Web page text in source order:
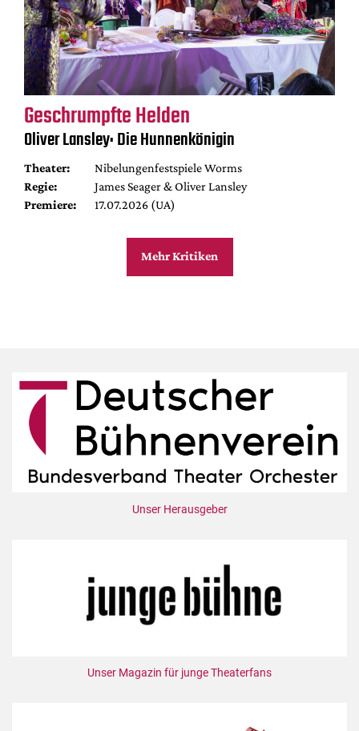
Geschrumpfte Helden
Oliver Lansley: Die Hunnenkönigin
Theater:
Nibelungenfestspiele Worms
Regie:
James Seager & Oliver Lansley
Premiere:
17.07.2026 (UA)
Mehr Kritiken
Unser Herausgeber
Unser Magazin für junge Theaterfans